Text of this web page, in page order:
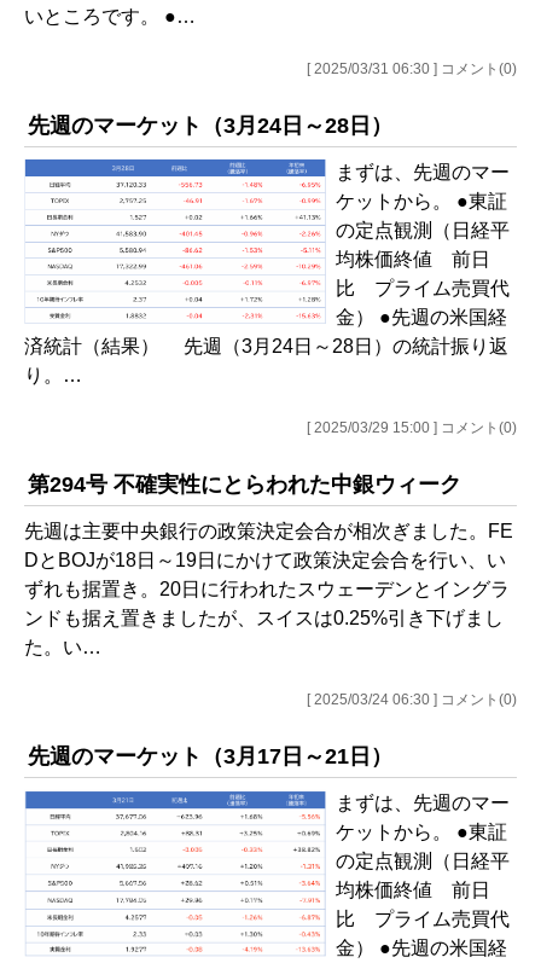
いところです。 ●…
[ 2025/03/31 06:30 ] コメント(0)
先週のマーケット（3月24日～28日）
まずは、先週のマー
ケットから。 ●東証
の定点観測（日経平
均株価終値 前日
比 プライム売買代
金） ●先週の米国経
済統計（結果） 先週（3月24日～28日）の統計振り返
り。…
[ 2025/03/29 15:00 ] コメント(0)
第294号 不確実性にとらわれた中銀ウィーク
先週は主要中央銀行の政策決定会合が相次ぎました。FE
DとBOJが18日～19日にかけて政策決定会合を行い、い
ずれも据置き。20日に行われたスウェーデンとイングラ
ンドも据え置きましたが、スイスは0.25%引き下げまし
た。い…
[ 2025/03/24 06:30 ] コメント(0)
先週のマーケット（3月17日～21日）
まずは、先週のマー
ケットから。 ●東証
の定点観測（日経平
均株価終値 前日
比 プライム売買代
金） ●先週の米国経